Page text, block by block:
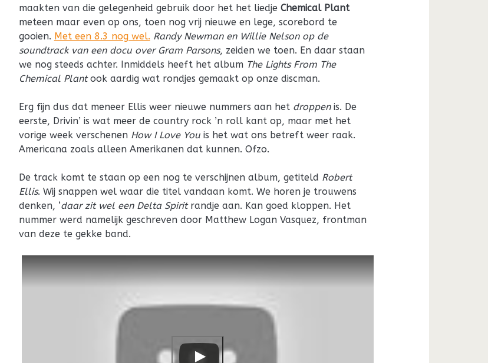
maakten van die gelegenheid gebruik door het het liedje Chemical Plant
meteen maar even op ons, toen nog vrij nieuwe en lege, scorebord te
gooien. Met een 8.3 nog wel. Randy Newman en Willie Nelson op de
soundtrack van een docu over Gram Parsons, zeiden we toen. En daar staan
we nog steeds achter. Inmiddels heeft het album The Lights From The
Chemical Plantook aardig wat rondjes gemaakt op onze discman.
Erg fijn dus dat meneer Ellis weer nieuwe nummers aan het droppenis. De
eerste, Drivin’ is wat meer de country rock ’n roll kant op, maar met het
vorige week verschenen How I Love Youis het wat ons betreft weer raak.
Americana zoals alleen Amerikanen dat kunnen. Ofzo.
De track komt te staan op een nog te verschijnen album, getiteld Robert
Ellis. Wij snappen wel waar die titel vandaan komt. We horen je trouwens
denken, ‘daar zit wel een Delta Spiritrandje aan. Kan goed kloppen. Het
nummer werd namelijk geschreven door Matthew Logan Vasquez, frontman
van deze te gekke band.